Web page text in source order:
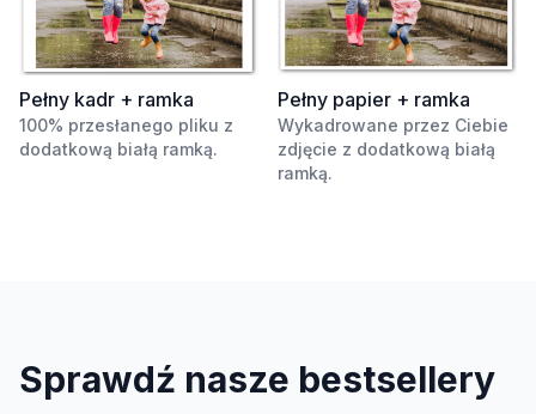
Pełny kadr + ramka
100% przesłanego pliku z
dodatkową białą ramką.
Pełny papier + ramka
Wykadrowane przez Ciebie
zdjęcie z dodatkową białą
ramką.
Sprawdź nasze bestsellery